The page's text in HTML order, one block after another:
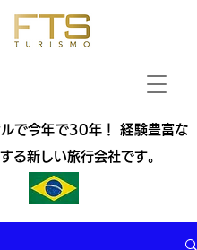
ルで今年で30年！ 経験豊富な
る新しい旅行会社です。